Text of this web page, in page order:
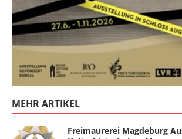
MEHR ARTIKEL
Freimaurerei Magdeburg